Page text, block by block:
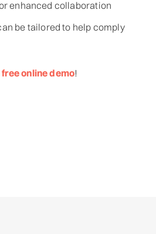
enhanced collaboration
be tailored to help comply
online demo!